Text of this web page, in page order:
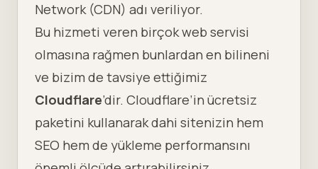
Network (CDN) adı veriliyor.
Bu hizmeti veren birçok web servisi
olmasına rağmen bunlardan en bilineni
ve bizim de tavsiye ettiğimiz
Cloudflare’dir. Cloudflare’in ücretsiz
paketini kullanarak dahi sitenizin hem
SEO hem de yükleme performansını